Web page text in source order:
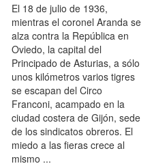
El 18 de julio de 1936,
mientras el coronel Aranda se
alza contra la República en
Oviedo, la capital del
Principado de Asturias, a sólo
unos kilómetros varios tigres
se escapan del Circo
Franconi, acampado en la
ciudad costera de Gijón, sede
de los sindicatos obreros. El
miedo a las fieras crece al
mismo ...